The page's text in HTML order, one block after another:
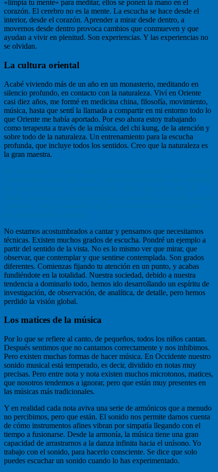
«limpia tu mente» para meditar, ellos se ponen la mano en el
corazón. El cerebro no es la mente. La escucha se hace desde el
interior, desde el corazón. Aprender a mirar desde dentro, a
movernos desde dentro provoca cambios que conmueven y que
ayudan a vivir en plenitud. Son experiencias. Y las experiencias no
se olvidan.
La cultura oriental
Acabé viviendo más de un año en un monasterio, meditando en
silencio profundo, en contacto con la naturaleza. Viví en Oriente
casi diez años, me formé en medicina china, filosofía, movimiento,
música, hasta que sentí la llamada a compartir en mi entorno todo lo
que Oriente me había aportado. Por eso ahora estoy trabajando
como terapeuta a través de la música, del chi kung, de la atención y
sobre todo de la naturaleza. Un entrenamiento para la escucha
profunda, que incluye todos los sentidos. Creo que la naturaleza es
la gran maestra.
No estamos acostumbrados a cantar y pensamos que necesitamos
técnicas. Existen muchos grados de escucha. Pondré un ejemplo a
partir del sentido de la vista. No es lo mismo ver que mirar, que
observar, que contemplar y que sentirse contemplada. Son grados
diferentes. Comienzas fijando tu atención en un punto, y acabas
fundiéndote en la totalidad. Nuestra sociedad, debido a nuestra
tendencia a dominarlo todo, hemos ido desarrollando un espíritu de
investigación, de observación, de analítica, de detalle, pero hemos
perdido la visión global.
Los matices de la música
Por lo que se refiere al canto, de pequeños, todos los niños cantan.
Después sentimos que no cantamos correctamente y nos inhibimos.
Pero existen muchas formas de hacer música. En Occidente nuestro
sonido musical está temperado, es decir, dividido en notas muy
precisas. Pero entre nota y nota existen muchos microtonos, matices,
que nosotros tendemos a ignorar, pero que están muy presentes en
las músicas más tradicionales.
Y en realidad cada nota aviva una serie de armónicos que a menudo
no percibimos, pero que están. El sonido nos permite darnos cuenta
de cómo instrumentos afines vibran por simpatía llegando con el
tiempo a fusionarse. Desde la armonía, la música tiene una gran
capacidad de arrastrarnos a la danza infinita hacia el unísono. Yo
trabajo con el sonido, para hacerlo consciente. Se dice que solo
puedes escuchar un sonido cuando lo has experimentado.